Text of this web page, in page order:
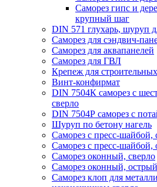
Саморез гипс и
крупный шаг
DIN 571 глухарь, шуруп
Саморез для сэндвич-
Саморез для аквапанелей
Саморез для ГВЛ
Крепеж для
Винт-конфирмат
DIN 7504К саморез с
сверло
DIN 7504Р саморез с
Шуруп по бетону нагель
Саморез с пресс-шайбой,
Саморез с пресс-шайбой,
Саморез оконный, сверло
Саморез оконный, острый
Саморез клоп для